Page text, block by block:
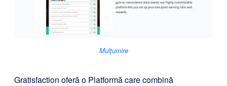
Mulțumire
Gratisfaction oferă o Platformă care combină